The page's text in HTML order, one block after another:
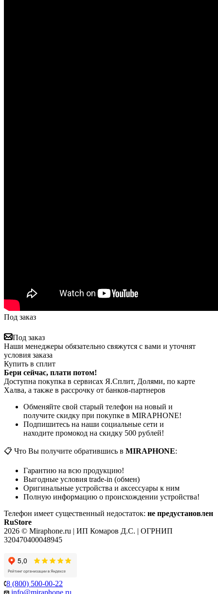
Под заказ
Под заказ
Наши менеджеры обязательно свяжутся с вами и уточнят
условия заказа
Купить в сплит
Бери сейчас, плати потом!
Доступна покупка в сервисах Я.Сплит, Долями, по карте
Халва, а также в рассрочку от банков-партнеров
Обменяйте свой старый телефон на новый и
получите скидку при покупке в MIRAPHONE!
Подпишитесь на наши социальные сети и
находите промокод на скидку 500 рублей!
📋 Что Вы получите обратившись в MIRAPHONE:
Гарантию на всю продукцию!
Выгодные условия trade-in (обмен)
Оригинальные устройства и аксессуары к ним
Полную информацию о происхождении устройства!
Телефон имеет существенный недостаток: не предустановлен
RuStore
2026 © Miraphone.ru | ИП Комаров Д.С. | ОГРНИП
320470400048945
8 (800) 500-00-22
info@miraphone.ru